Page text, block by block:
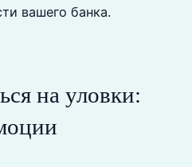
вашего банка.
на уловки: